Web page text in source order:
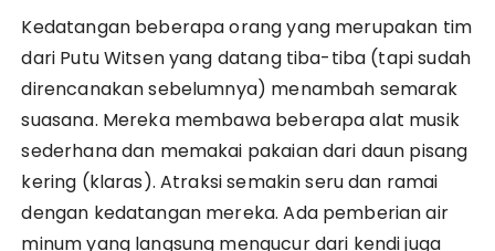
Kedatangan beberapa orang yang merupakan tim
dari Putu Witsen yang datang tiba-tiba (tapi sudah
direncanakan sebelumnya) menambah semarak
suasana. Mereka membawa beberapa alat musik
sederhana dan memakai pakaian dari daun pisang
kering (klaras). Atraksi semakin seru dan ramai
dengan kedatangan mereka. Ada pemberian air
minum yang langsung mengucur dari kendi juga